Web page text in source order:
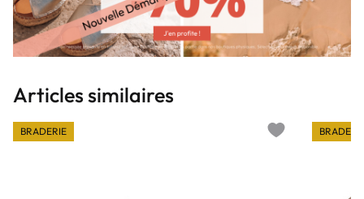
Articles similaires
BRADERIE